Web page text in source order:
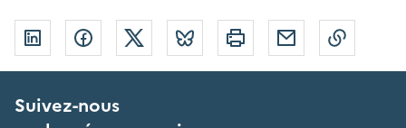
Linkedin FacebookTwitter Bluesky Imprimer Courriel
Suivez-nous